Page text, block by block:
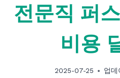
전문직 퍼
비용
2025-07-25 업데